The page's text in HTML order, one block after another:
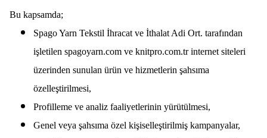
Bu kapsamda;
Spago Yarn Tekstil İhracat ve İthalat Adi Ort. tarafından
işletilen spagoyarn.com ve knitpro.com.tr internet siteleri
üzerinden sunulan ürün ve hizmetlerin şahsıma
özelleştirilmesi,
Profilleme ve analiz faaliyetlerinin yürütülmesi,
Genel veya şahsıma özel kişiselleştirilmiş kampanyalar,